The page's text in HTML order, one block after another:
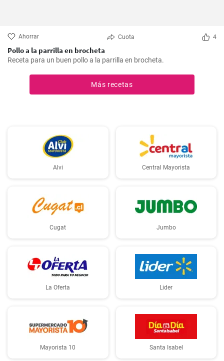
Ahorrar Cuota 4
Pollo a la parrilla en brocheta
Receta para un buen pollo a la parrilla en brocheta.
Más recetas
Alvi Central Mayorista
Cugat Jumbo
La Oferta Lider
Mayorista 10 Santa Isabel